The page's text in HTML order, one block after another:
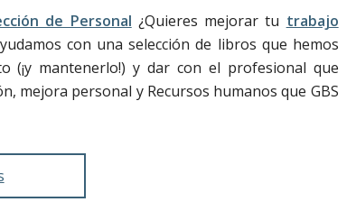
de Personal ¿Quieres mejorar tu trabajo
con una selección de libros que hemos
(¡y mantenerlo!) y dar con el profesional que
mejora personal y Recursos humanos que GBS